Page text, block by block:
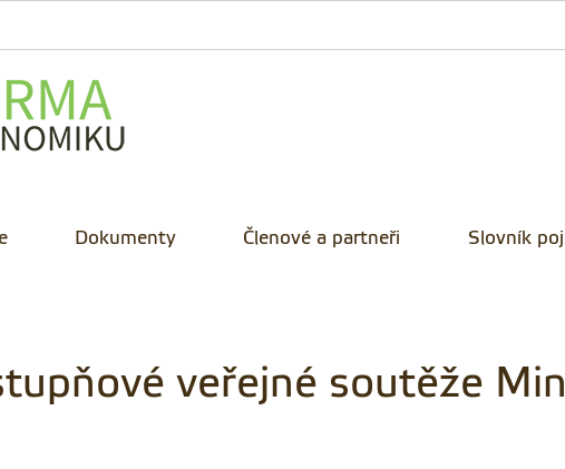
Dokumenty Členové a partneři Slovník
veřejné soutěže